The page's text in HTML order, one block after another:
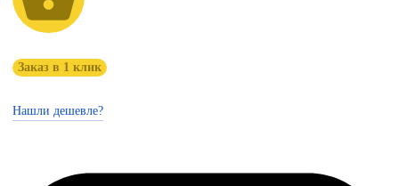
Заказ в 1 клик
Нашли дешевле?